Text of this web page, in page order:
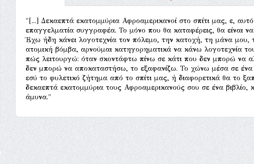
"[...] Δεκαεπτά εκατομμύρια Αφροαμερικανοί στο σπίτι μας, ε,
επαγγελματία συγγραφέα. Το μόνο που θα καταφέρεις, θα είναι
Έχω ήδη κάνει λογοτεχνία τον πόλεμο, την κατοχή, τη μάνα μου,
ατομική βόμβα, αρνούμαι κατηγορηματικά να κάνω λογοτεχνία
πώς λειτουργώ: όταν σκοντάφτω πίνω σε κάτι που δεν μπορώ
δεν μπορώ να αποκαταστήσω, το εξαφανίζω. Το χώνω μέσα σε ένα
εσύ το φυλετικό ζήτημα από το σπίτι μας, ή διαφορετικά θα το
δεκαεπτά εκατομμύρια τους Αφροαμερικανούς σου σε ένα βιβλίο,
άμυνα."